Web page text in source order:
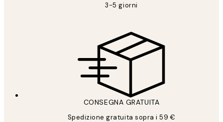
3-5 giorni
CONSEGNA GRATUITA
Spedizione gratuita sopra i 59 €